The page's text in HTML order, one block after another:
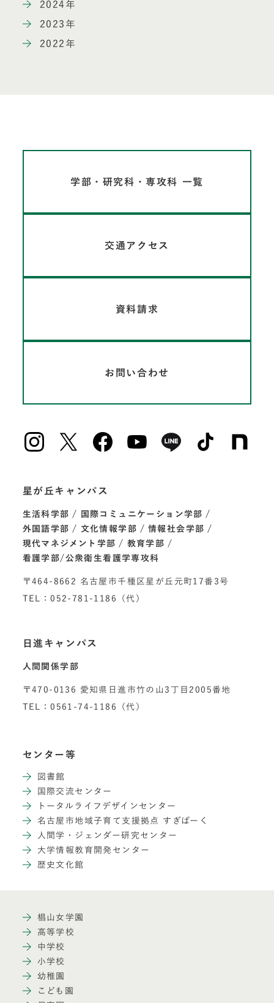
2024年
2023年
2022年
学部・研究科・専攻科 一覧
交通アクセス
資料請求
お問い合わせ
星が丘キャンパス
生活科学部
国際コミュニケーション学部
外国語学部
文化情報学部
情報社会学部
現代マネジメント学部
教育学部
看護学部/公衆衛生看護学専攻科
〒464-8662 名古屋市千種区星が丘元町17番3号
TEL：052-781-1186（代）
日進キャンパス
人間関係学部
〒470-0136 愛知県日進市竹の山3丁目2005番地
TEL：0561-74-1186（代）
センター等
図書館
国際交流センター
トータルライフデザインセンター
名古屋市地域子育て支援拠点 すぎぱーく
人間学・ジェンダー研究センター
大学情報教育開発センター
歴史文化館
椙山女学園
高等学校
中学校
小学校
幼稚園
こども園